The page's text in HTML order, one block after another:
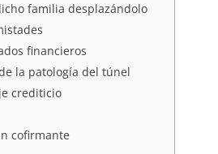
familia desplazándolo
financieros
la patologí­a del túnel
crediticio
cofirmante